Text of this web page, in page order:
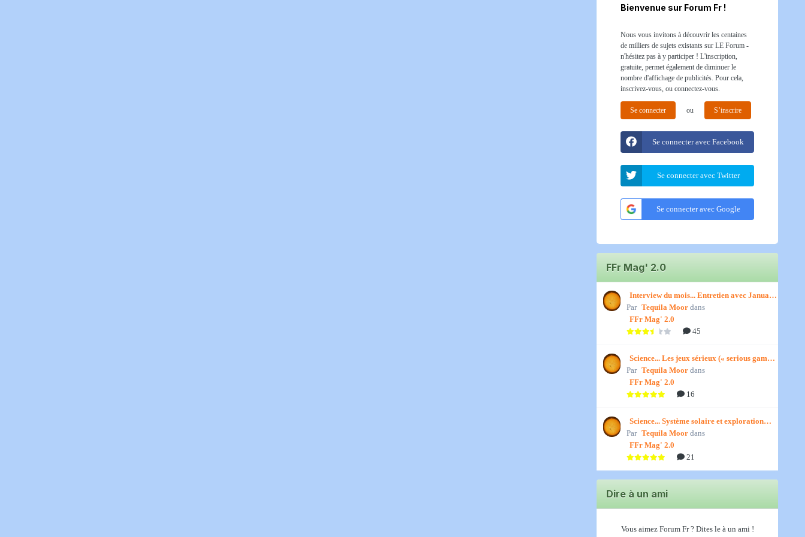
Bienvenue sur Forum Fr !
Nous vous invitons à découvrir les centaines
de milliers de sujets existants sur LE Forum -
n'hésitez pas à y participer ! L'inscription,
gratuite, permet également de diminuer le
nombre d'affichage de publicités. Pour cela,
inscrivez-vous, ou connectez-vous.
Se connecter ou S’inscrire
Se connecter avec Facebook
Se connecter avec Twitter
Se connecter avec Google
FFr Mag' 2.0
Interview du mois... Entretien avec January,
par Titenath
Par Tequila Moor dans
FFr Mag' 2.0
45
Science... Les jeux sérieux (« serious games
») par Jedino
Par Tequila Moor dans
FFr Mag' 2.0
16
Science... Système solaire et exploration
spatiale, par Jedino
Par Tequila Moor dans
FFr Mag' 2.0
21
Dire à un ami
Vous aimez Forum Fr ? Dites le à un ami !